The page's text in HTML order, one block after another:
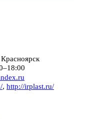
, http://irplast.ru/